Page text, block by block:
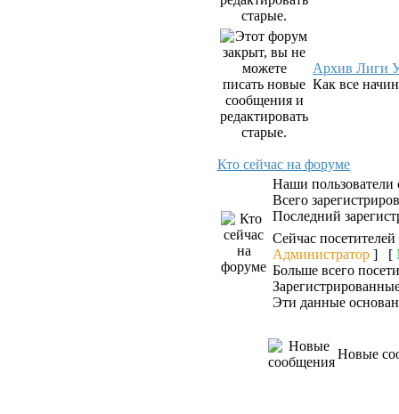
Архив Лиги
Как все
Кто сейчас на форуме
Наши
Всего
Последний
Сейчас
Администратор ] [
Больше всего
Эти данные
Новые